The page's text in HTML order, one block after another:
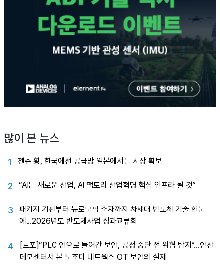
많이 본 뉴스
1 젠슨 황, 한국에선 공급망 일본에서는 시장 확보
2 “AI는 새로운 산업, AI 팩토리 산업혁명 핵심 인프라 될 것”
3
패키지 기판부터 뉴로모픽 소자까지 차세대 반도체 기술 한눈
에…2026년도 반도체사업 성과교류회
4
[르포]“PLC 안으로 들어간 보안, 공정 중단 전 위협 탐지”…안산
데모센터서 본 노조미 네트웍스 OT 보안의 실제